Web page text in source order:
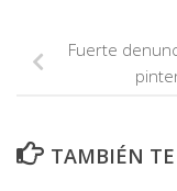
Fuerte
TAMBIÉN TE